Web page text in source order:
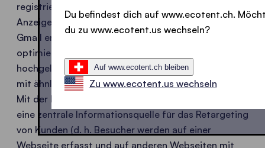
registrierten Nutzer ab und kann somit gezielt
Anzeigen innerhalb der Google-Suche, YouTube und
Gmail erstellen und Kampagnen selbstständig
optimieren. Zusätzlich kann Google auf Basis der
hochgeladenen Nutzerlisten auch ähnliche Kunden
mit ähnlichen Interessen aufspüren.
Mit der Funktion „Kundenabgleich“ schafft Google
eine zentrale Informationsquelle für das Retargeting
von Kunden (d. h. Besucher werden auf einer
Webseite erfasst und auf anderen Webseiten mit
Du befindest dich auf www.ecotent.ch.
du zu www.ecotent.us wechseln?
Auf www.ecotent.ch bleiben
Zu www.ecotent.us wechseln